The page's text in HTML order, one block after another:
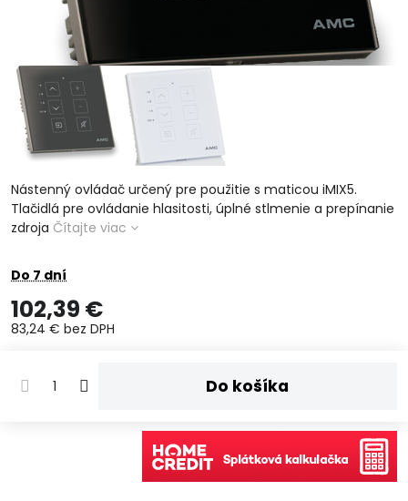
Nástenný ovládač určený pre použitie s maticou iMIX5.
Tlačidlá pre ovládanie hlasitosti, úplné stlmenie a prepínanie
zdroja Čítajte viac
Do 7 dní
102,39 €
83,24 € bez DPH
Do košíka